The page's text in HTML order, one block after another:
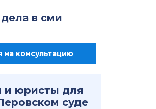
в сми
на консультацию
и юристы для
суде